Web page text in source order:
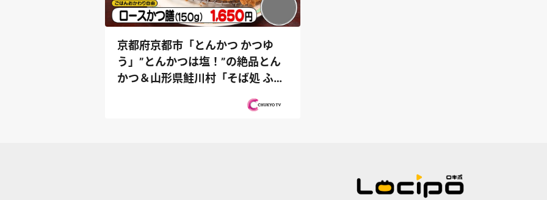
京都府京都市「とんかつ かつゆ
う」”とんかつは塩！”の絶品とん
かつ＆山形県鮭川村「そば処 ふく